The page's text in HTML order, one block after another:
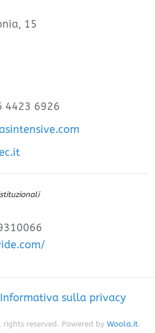
15
4423 6926
Informativa sulla privacy
reserved. Powered by Woola.it.